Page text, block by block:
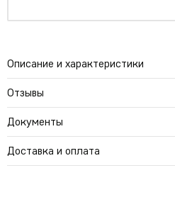
Описание и характеристики
Отзывы
Документы
Доставка и оплата